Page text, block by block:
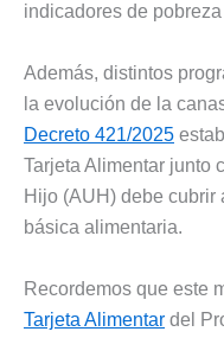
indicadores de
Además, distintos
la evolución de la
Decreto 421/2025
Tarjeta Alimentar junto
Hijo (AUH) debe cubrir
básica alimentaria.
Recordemos que este
Tarjeta Alimentar del